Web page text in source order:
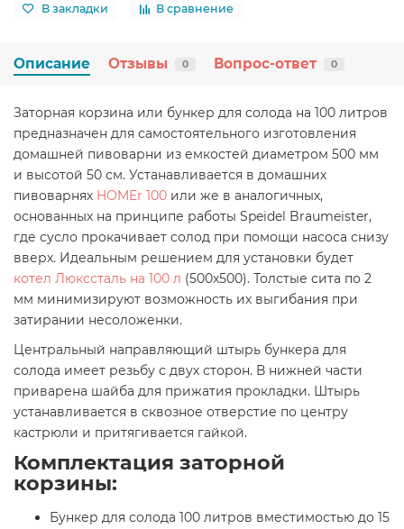
В закладки В сравнение
Описание Отзывы 0 Вопрос-ответ 0
Заторная корзина или бункер для солода на 100 литров
предназначен для самостоятельного изготовления
домашней пивоварни из емкостей диаметром 500 мм
и высотой 50 см. Устанавливается в домашних
пивоварнях HOMEr 100 или же в аналогичных,
основанных на принципе работы Speidel Braumeister,
где сусло прокачивает солод при помощи насоса снизу
вверх. Идеальным решением для установки будет
котел Люкссталь на 100 л (500x500). Толстые сита по 2
мм минимизируют возможность их выгибания при
затирании несоложенки.
Центральный направляющий штырь бункера для
солода имеет резьбу с двух сторон. В нижней части
приварена шайба для прижатия прокладки. Штырь
устанавливается в сквозное отверстие по центру
кастрюли и притягивается гайкой.
Комплектация заторной
корзины:
Бункер для солода 100 литров вместимостью до 15